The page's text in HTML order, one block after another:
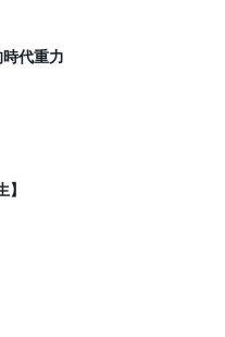
代重力